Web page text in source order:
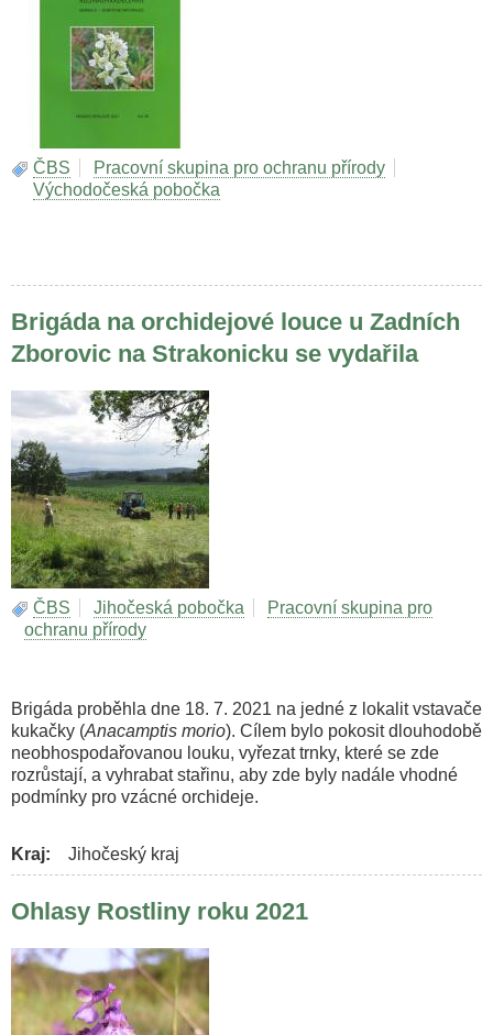
ČBS
Pracovní skupina pro ochranu přírody
Východočeská pobočka
Brigáda na orchidejové louce u Zadních
Zborovic na Strakonicku se vydařila
ČBS Jihočeská pobočka
Pracovní skupina pro
ochranu přírody
Brigáda proběhla dne 18. 7. 2021 na jedné z lokalit vstavače
kukačky (Anacamptis morio). Cílem bylo pokosit dlouhodobě
neobhospodařovanou louku, vyřezat trnky, které se zde
rozrůstají, a vyhrabat stařinu, aby zde byly nadále vhodné
podmínky pro vzácné orchideje.
Kraj Jihočeský kraj
Ohlasy Rostliny roku 2021